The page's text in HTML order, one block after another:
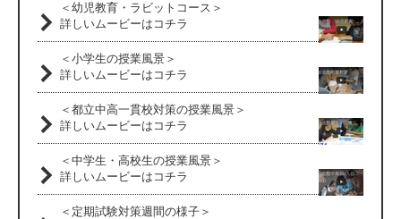
＜幼児教育・ラビットコース＞
詳しいムービーはコチラ
＜小学生の授業風景＞
詳しいムービーはコチラ
＜都立中高一貫校対策の授業風景＞
詳しいムービーはコチラ
＜中学生・高校生の授業風景＞
詳しいムービーはコチラ
＜定期試験対策週間の様子＞